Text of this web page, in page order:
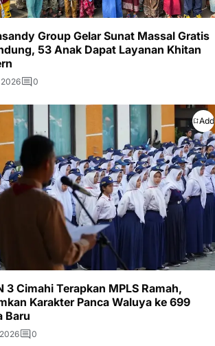
Group Gelar Sunat Massal Gratis
53 Anak Dapat Layanan Khitan
0
Add
3 Cimahi Terapkan MPLS Ramah,
Karakter Panca Waluya ke 699
Baru
0